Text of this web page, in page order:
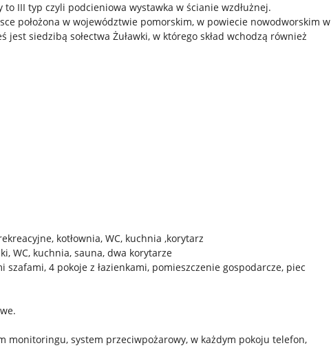
III typ czyli podcieniowa wystawka w ścianie wzdłużnej.
położona w województwie pomorskim, w powiecie nowodworskim w
jest siedzibą sołectwa Żuławki, w którego skład wchodzą również
kotłownia, WC, kuchnia ,korytarz
WC, kuchnia, sauna, dwa korytarze
4 pokoje z łazienkami, pomieszczenie gospodarcze, piec
monitoringu, system przeciwpożarowy, w każdym pokoju telefon,